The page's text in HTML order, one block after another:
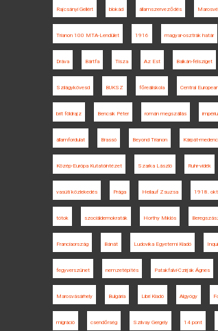
Rajcsányi Gellért blokád államszerveződés
Trianon 100 MTA-Lendület 1916 magyar-osztrák határ
Dráva Bártfa Tisza Az Est Balkán-félsziget
Szilágykövesd BUKSZ főreáliskola Central
brit földrajz Bencsik Péter román megszállás
államfordulat Brassó Beyond Trianon Kárpát-
Közép-Európa Kutatóintézet Szarka László Ruhr-vidék
vasúti közlekedés Prága Heilauf Zsuzsa 1918.
tótok szociáldemokraták Horthy Miklós
Franciaország Bánát Ludovika Egyetemi Kiadó
fegyverszünet nemzetépítés Patakfalvi-Czirják Ágnes
Marosvásárhely Bulgária Libri Kiadó Algyógy
migráció csendőrség Szilvay Gergely 14 pont